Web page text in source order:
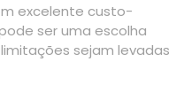
excelente custo-
ser uma escolha
sejam levadas